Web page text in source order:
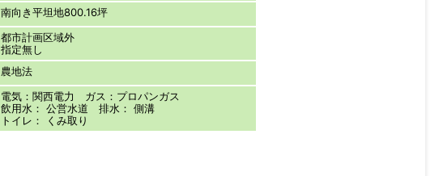
南向き平坦地800.16坪
都市計画区域外
指定無し
農地法
電気：関西電力 ガス：プロパンガス
飲用水： 公営水道 排水： 側溝
トイレ： くみ取り